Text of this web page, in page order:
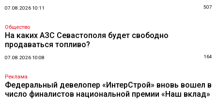
07.08.2026 10:11 507
Общество
На каких АЗС Севастополя будет свободно
продаваться топливо?
07.08.2026 10:08 164
Реклама
Федеральный девелопер «ИнтерСтрой» вновь вошел в
число финалистов национальной премии «Наш вклад»